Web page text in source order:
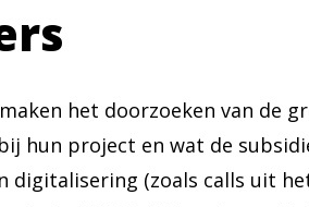
het doorzoeken van de
hun project en wat de
digitalisering (zoals calls uit